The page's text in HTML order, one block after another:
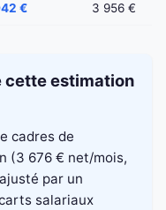
€ 3 956 €
cette estimation
cadres de
(3 676 € net/mois,
par un
salariaux